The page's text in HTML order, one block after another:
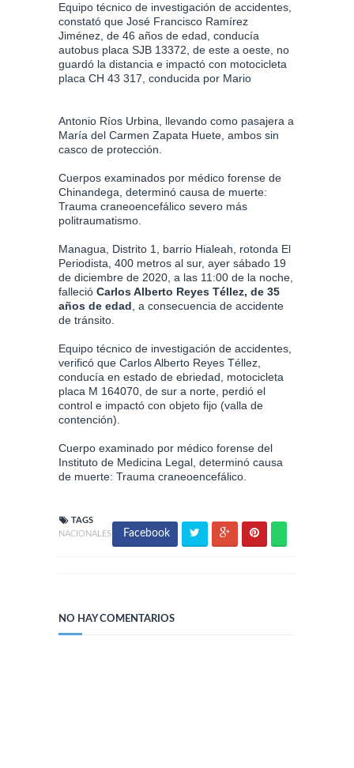
Equipo técnico de investigación de accidentes,
constató que José Francisco Ramírez
Jiménez, de 46 años de edad, conducía
autobus placa SJB 13372, de este a oeste, no
guardó la distancia e impactó con motocicleta
placa CH 43 317, conducida por Mario
Antonio Ríos Urbina, llevando como pasajera a
María del Carmen Zapata Huete, ambos sin
casco de protección.
Cuerpos examinados por médico forense de
Chinandega, determinó causa de muerte:
Trauma craneoencefálico severo más
politraumatismo.
Managua, Distrito 1, barrio Hialeah, rotonda El
Periodista, 400 metros al sur, ayer sábado 19
de diciembre de 2020, a las 11:00 de la noche,
falleció Carlos Alberto Reyes Téllez, de 35
años de edad , a consecuencia de accidente
de tránsito.
Equipo técnico de investigación de accidentes,
verificó que Carlos Alberto Reyes Téllez,
conducía en estado de ebriedad, motocicleta
placa M 164070, de sur a norte, perdió el
control e impactó con objeto fijo (valla de
contención).
Cuerpo examinado por médico forense del
Instituto de Medicina Legal, determinó causa
de muerte: Trauma craneoencefálico.
TAGS
NACIONALES
Facebook
NO HAY COMENTARIOS